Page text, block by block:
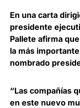
En una carta
presidente
Pallete afirma
la más
nombrado
“Las compañías
en este nuevo